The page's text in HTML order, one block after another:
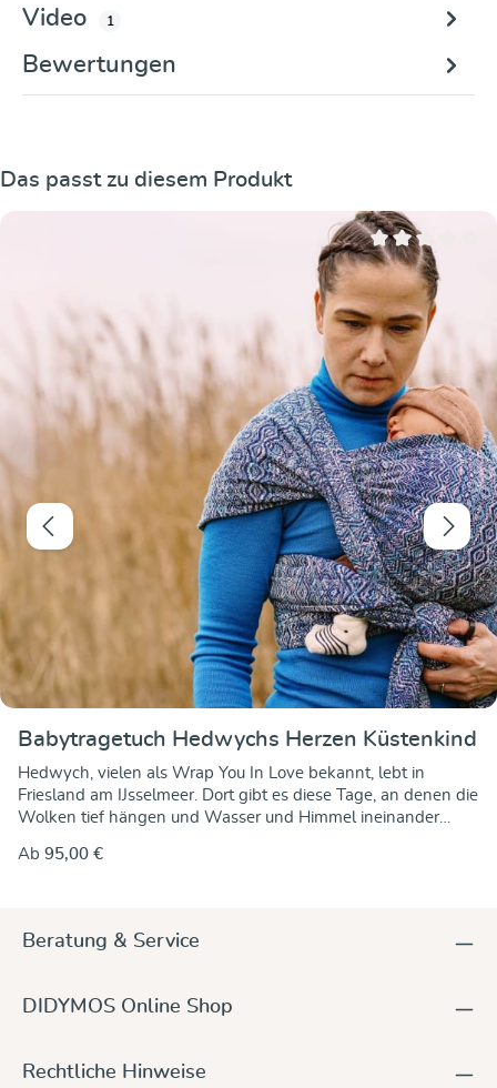
Video
1
Bewertungen
Produktgalerie überspringen
Das passt zu diesem Produkt
Durchschnittliche
Babytragetuch Hedwychs Herzen Küstenkind
Hedwych, vielen als Wrap You In Love bekannt, lebt in
Friesland am IJsselmeer. Dort gibt es diese Tage, an denen die
Wolken tief hängen und Wasser und Himmel ineinander
beginnt und wo es endet. Genau dieses Gefühl steckt in
Effektgarn lässt das Tuch leicht bewegt wirken, als würde es
besondere Garn mit Farbverlauf verleiht dem Tuch eine
spannende Struktur, ohne grob zu sein. Es schmiegt sich
Bindeweisen. Ein Tuch für Neugeborene, das auch größere
Ab 95,00 €
Beratung & Service
DIDYMOS Online Shop
Rechtliche Hinweise